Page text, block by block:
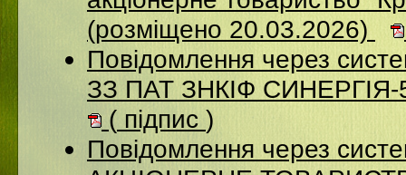
(розміщено 20.03.2026)
Повідомлення через
ЗЗ ПАТ ЗНКІФ СИНЕРГІЯ-
( підпис )
Повідомлення через